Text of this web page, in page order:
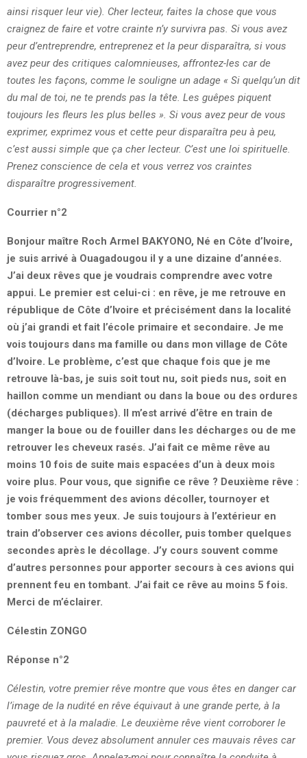
ainsi risquer leur vie). Cher lecteur, faites la chose que vous
craignez de faire et votre crainte n’y survivra pas. Si vous avez
peur d’entreprendre, entreprenez et la peur disparaîtra, si vous
avez peur des critiques calomnieuses, affrontez-les car de
toutes les façons, comme le souligne un adage « Si quelqu’un dit
du mal de toi, ne te prends pas la tête. Les guêpes piquent
toujours les fleurs les plus belles ». Si vous avez peur de vous
exprimer, exprimez vous et cette peur disparaîtra peu à peu,
c’est aussi simple que ça cher lecteur. C’est une loi spirituelle.
Prenez conscience de cela et vous verrez vos craintes
disparaître progressivement.
Courrier n°2
Bonjour maître Roch Armel BAKYONO, Né en Côte d’Ivoire,
je suis arrivé à Ouagadougou il y a une dizaine d’années.
J’ai deux rêves que je voudrais comprendre avec votre
appui. Le premier est celui-ci : en rêve, je me retrouve en
république de Côte d’Ivoire et précisément dans la localité
où j’ai grandi et fait l’école primaire et secondaire. Je me
vois toujours dans ma famille ou dans mon village de Côte
d’Ivoire. Le problème, c’est que chaque fois que je me
retrouve là-bas, je suis soit tout nu, soit pieds nus, soit en
haillon comme un mendiant ou dans la boue ou des ordures
(décharges publiques). Il m’est arrivé d’être en train de
manger la boue ou de fouiller dans les décharges ou de me
retrouver les cheveux rasés. J’ai fait ce même rêve au
moins 10 fois de suite mais espacées d’un à deux mois
voire plus. Pour vous, que signifie ce rêve ? Deuxième rêve :
je vois fréquemment des avions décoller, tournoyer et
tomber sous mes yeux. Je suis toujours à l’extérieur en
train d’observer ces avions décoller, puis tomber quelques
secondes après le décollage. J’y cours souvent comme
d’autres personnes pour apporter secours à ces avions qui
prennent feu en tombant. J’ai fait ce rêve au moins 5 fois.
Merci de m’éclairer.
Célestin ZONGO
Réponse n°2
Célestin, votre premier rêve montre que vous êtes en danger car
l’image de la nudité en rêve équivaut à une grande perte, à la
pauvreté et à la maladie. Le deuxième rêve vient corroborer le
premier. Vous devez absolument annuler ces mauvais rêves car